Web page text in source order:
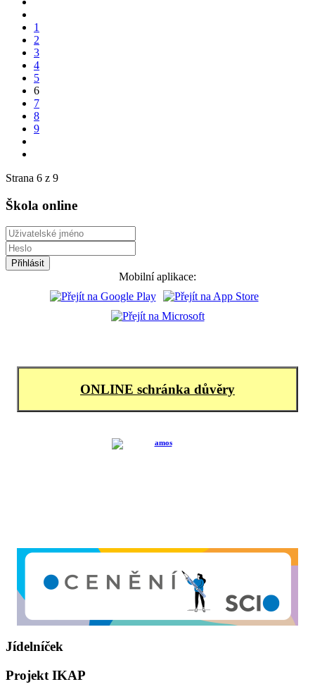
1
2
3
4
5
6
7
8
9
Strana 6 z 9
Škola online
Mobilní aplikace:
ONLINE schránka důvěry
Jídelníček
Projekt IKAP